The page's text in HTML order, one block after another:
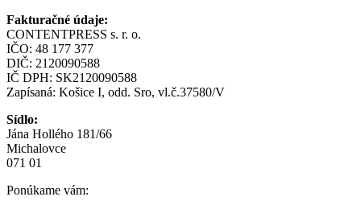
Fakturačné údaje:
CONTENTPRESS s. r. o.
IČO: 48 177 377
DIČ: 2120090588
IČ DPH: SK2120090588
Zapísaná: Košice I, odd. Sro, vl.č.37580/V
Sídlo:
Jána Hollého 181/66
Michalovce
071 01
Ponúkame vám: